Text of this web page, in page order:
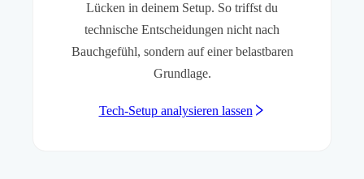
Lücken in deinem Setup. So triffst du
technische Entscheidungen nicht nach
Bauchgefühl, sondern auf einer belastbaren
Grundlage.
Tech-Setup analysieren lassen